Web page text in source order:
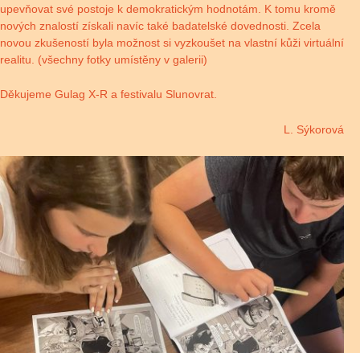
upevňovat své postoje k demokratickým hodnotám. K tomu kromě
nových znalostí získali navíc také badatelské dovednosti. Zcela
novou zkušeností byla možnost si vyzkoušet na vlastní kůži virtuální
realitu. (všechny fotky umístěny v galerii)
Děkujeme Gulag X-R a festivalu Slunovrat.
L. Sýkorová